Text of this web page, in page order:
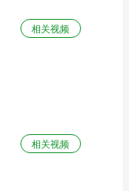
相关视频
相关视频